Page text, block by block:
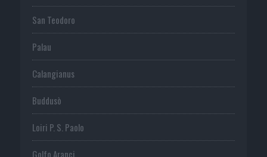
San Teodoro
Palau
Calangianus
Buddusò
Loiri P. S. Paolo
Golfo Aranci